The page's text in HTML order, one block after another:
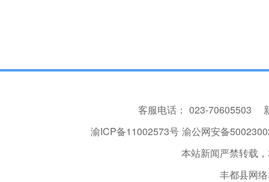
客服电话： 023-70605503
渝ICP备11002573号 渝公网安备
本站新闻严禁转载
丰都县网